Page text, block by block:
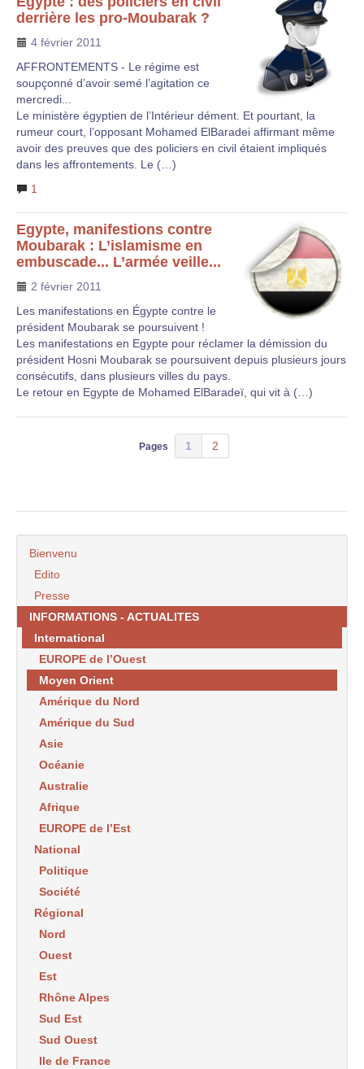
derrière les pro-Moubarak ?
4 février 2011
AFFRONTEMENTS - Le régime est
soupçonné d’avoir semé l’agitation ce
mercredi...
Le ministère égyptien de l’Intérieur dément. Et pourtant, la
rumeur court, l’opposant Mohamed ElBaradei affirmant même
avoir des preuves que des policiers en civil étaient impliqués
dans les affrontements. Le (…)
1
Egypte, manifestions contre
Moubarak : L’islamisme en
embuscade... L’armée veille...
2 février 2011
Les manifestations en Égypte contre le
président Moubarak se poursuivent !
Les manifestations en Egypte pour réclamer la démission du
président Hosni Moubarak se poursuivent depuis plusieurs jours
consécutifs, dans plusieurs villes du pays.
Le retour en Egypte de Mohamed ElBaradeï, qui vit à (…)
Pages 1 2
Bienvenu
Edito
Presse
INFORMATIONS - ACTUALITES
International
EUROPE de l’Ouest
Moyen Orient
Amérique du Nord
Amérique du Sud
Asie
Océanie
Australie
Afrique
EUROPE de l’Est
National
Politique
Société
Régional
Nord
Ouest
Est
Rhône Alpes
Sud Est
Sud Ouest
Ile de France